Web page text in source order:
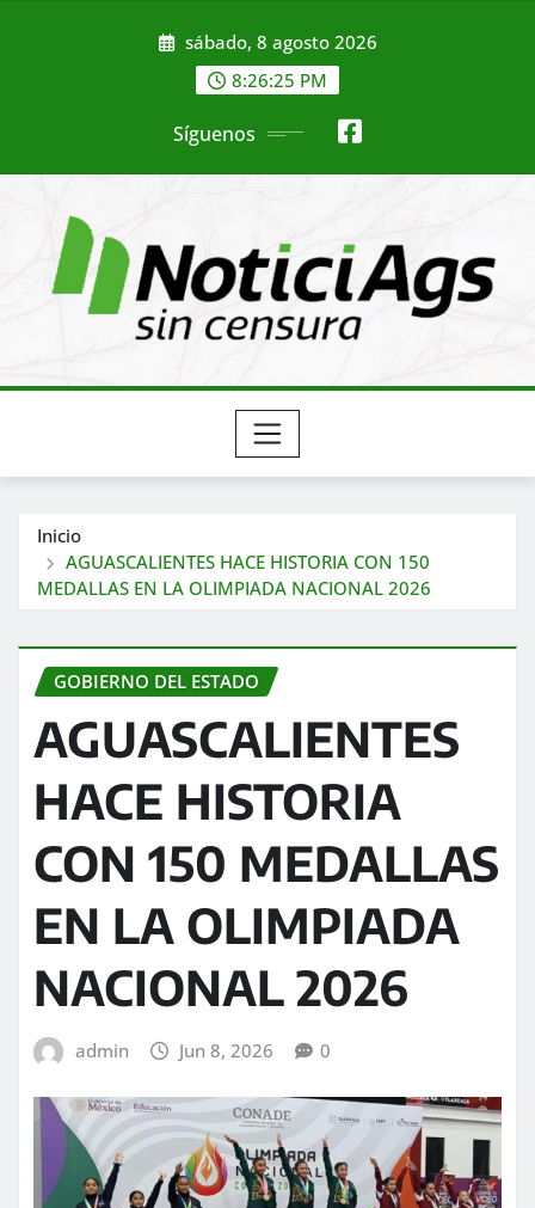
sábado, 8 agosto 2026
8:26:26 PM
Síguenos
Inicio
AGUASCALIENTES HACE HISTORIA CON 150
MEDALLAS EN LA OLIMPIADA NACIONAL 2026
GOBIERNO DEL ESTADO
AGUASCALIENTES
HACE HISTORIA
CON 150 MEDALLAS
EN LA OLIMPIADA
NACIONAL 2026
admin Jun 8, 2026 0